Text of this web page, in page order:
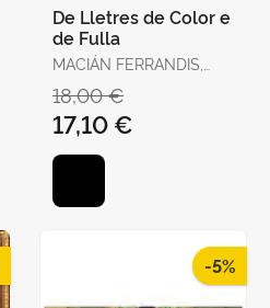
De Lletres de Color e
de Fulla
MACIÁN FERRANDIS,
18,00 €
17,10 €
-5%